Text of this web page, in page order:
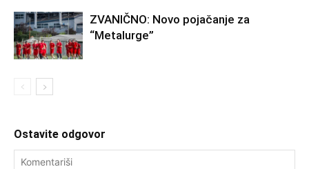
ZVANIČNO: Novo pojačanje za
“Metalurge”
Ostavite odgovor